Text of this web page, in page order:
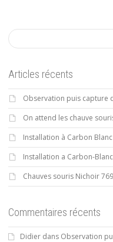
Articles récents
Observation puis capture
On attend les chauve
Installation à Carbon Blanc
Installation a Carbon-Blanc
Chauves souris Nichoir 769
Commentaires récents
Didier dans Observation